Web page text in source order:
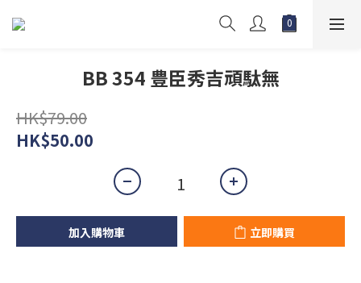
BB 354 豊臣秀吉頑駄無
HK$79.00
HK$50.00
加入購物車 立即購買